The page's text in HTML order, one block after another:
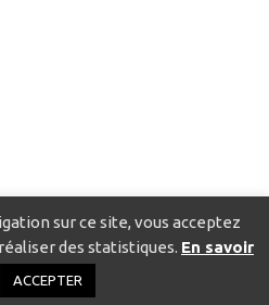
sur ce site, vous acceptez
des statistiques. En savoir
ACCEPTER